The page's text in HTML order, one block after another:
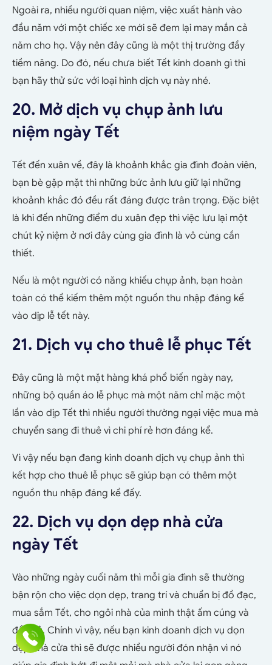
Ngoài ra, nhiều người quan niệm, việc xuất hành vào
đầu năm với một chiếc xe mới sẽ đem lại may mắn cả
năm cho họ. Vậy nên đây cũng là một thị trường đầy
tiềm năng. Do đó, nếu chưa biết Tết kinh doanh gì thì
bạn hãy thử sức với loại hình dịch vụ này nhé.
20. Mở dịch vụ chụp ảnh lưu
niệm ngày Tết
Tết đến xuân về, đây là khoảnh khắc gia đình đoàn viên,
bạn bè gặp mặt thì những bức ảnh lưu giữ lại những
khoảnh khắc đó đều rất đáng được trân trọng. Đặc biệt
là khi đến những điểm du xuân đẹp thì việc lưu lại một
chút kỷ niệm ở nơi đây cùng gia đình là vô cùng cần
thiết.
Nếu là một người có năng khiếu chụp ảnh, bạn hoàn
toàn có thể kiếm thêm một nguồn thu nhập đáng kể
vào dịp lễ tết này.
21. Dịch vụ cho thuê lễ phục Tết
Đây cũng là một mặt hàng khá phổ biến ngày nay,
những bộ quần áo lễ phục mà một năm chỉ mặc một
lần vào dịp Tết thì nhiều người thường ngại việc mua mà
chuyển sang đi thuê vì chi phí rẻ hơn đáng kể.
Vì vậy nếu bạn đang kinh doanh dịch vụ chụp ảnh thì
kết hợp cho thuê lễ phục sẽ giúp bạn có thêm một
nguồn thu nhập đáng kể đấy.
22. Dịch vụ dọn dẹp nhà cửa
ngày Tết
Vào những ngày cuối năm thì mỗi gia đình sẽ thường
bận rộn cho việc dọn dẹp, trang trí và chuẩn bị đồ đạc,
mua sắm Tết, cho ngôi nhà của mình thật ấm cúng và
đầy đủ. Chính vì vậy, nếu bạn kinh doanh dịch vụ dọn
dẹp nhà cửa thì sẽ được nhiều người đón nhận vì nó